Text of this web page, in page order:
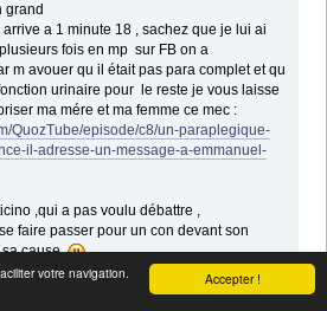
Accepter !
votre navigation.
grand
a 1 minute 18 , sachez que je lui ai
fois en mp sur FB on a
m avouer qu il était pas para complet et qu
urinaire pour le reste je vous laisse
ma mére et ma femme ce mec :
QuozTube/episode/c8/un-paraplegique-
il-adresse-un-message-a-emmanuel-
,qui a pas voulu débattre ,
faire passer pour un con devant son
sa cause
fan de lui passer lui le message .....